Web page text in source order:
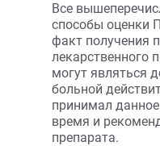
Все
способы оценки
факт получения
лекарственного
могут являться
больной
принимал
время и
препарата.